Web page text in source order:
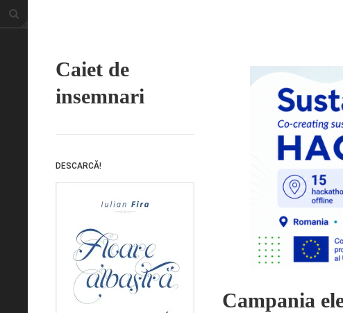
Caiet de
insemnari
DESCARCĂ!
Campania